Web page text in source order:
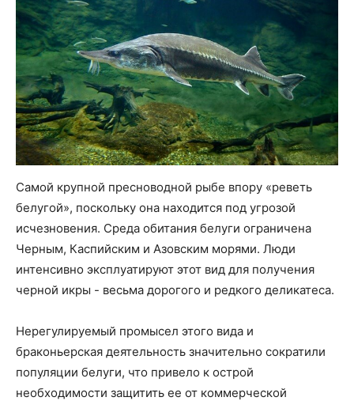
Самой крупной пресноводной рыбе впору «реветь
белугой», поскольку она находится под угрозой
исчезновения. Среда обитания белуги ограничена
Черным, Каспийским и Азовским морями. Люди
интенсивно эксплуатируют этот вид для получения
черной икры - весьма дорогого и редкого деликатеса.
Нерегулируемый промысел этого вида и
браконьерская деятельность значительно сократили
популяции белуги, что привело к острой
необходимости защитить ее от коммерческой